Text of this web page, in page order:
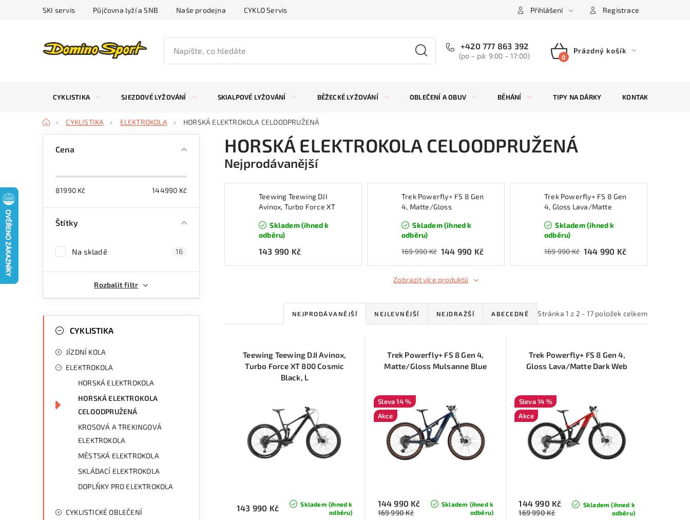
SKI servis Půjčovna lyží a SNB Naše prodejna CYKLO Servis Přihlášení Registrace
+420 777 863 392
(po – pá: 9:00 – 17:00)
NÁKUPNÍ
Prázdný košík
CYKLISTIKA SJEZDOVÉ LYŽOVÁNÍ SKIALPOVÉ LYŽOVÁNÍ BĚŽECKÉ LYŽOVÁNÍ OBLEČENÍ A OBUV BĚHÁNÍ TIPY NA DÁRKY KONTAKTY
DomůCYKLISTIKA ELEKTROKOLA HORSKÁ ELEKTROKOLA CELOODPRUŽENÁ
í
p
Cena
81990 Kč 144990 Kč
Štítky
Na skladě 16
Rozbalit filtr
kategorieCYKLISTIKA
JÍZDNÍ KOLA
ELEKTROKOLA
HORSKÁ ELEKTROKOLA
HORSKÁ ELEKTROKOLA
CELOODPRUŽENÁ
KROSOVÁ A TREKINGOVÁ
ELEKTROKOLA
MĚSTSKÁ ELEKTROKOLA
SKLÁDACÍ ELEKTROKOLA
DOPLŇKY PRO ELEKTROKOLA
CYKLISTICKÉ OBLEČENÍ
HORSKÁ ELEKTROKOLA CELOODPRUŽENÁ
Nejprodávanější
Teewing Teewing DJI
Avinox, Turbo Force XT
Skladem (ihned k
odběru)
143 990 Kč
Trek Powerfly+ FS 8 Gen
4, Matte/Gloss
Skladem (ihned k
odběru)
169 990 Kč 144 990 Kč
Trek Powerfly+ FS 8 Gen
4, Gloss Lava/Matte
Skladem (ihned k
odběru)
169 990 Kč 144 990 Kč
Zobrazit více produktů
Stránka 1 z 2 - 17 položek celkem
Ř
z
e
í
p
r
u
NEJPRODÁVANĚJŠÍ NEJLEVNĚJŠÍ NEJDRAŽŠÍ ABECEDNĚ
Teewing Teewing DJI Avinox,
Turbo Force XT 800 Cosmic
Black, L
Skladem (ihned k
odběru)
143 990 Kč
Trek Powerfly+ FS 8 Gen 4,
Matte/Gloss Mulsanne Blue
14 %
Akce
Skladem (ihned k
odběru)
144 990 Kč
169 990 Kč
Trek Powerfly+ FS 8 Gen 4,
Gloss Lava/Matte Dark Web
14 %
Akce
Skladem (ihned k
odběru)
144 990 Kč
169 990 Kč